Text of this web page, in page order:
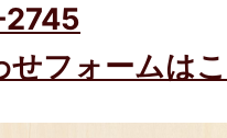
せフォームは